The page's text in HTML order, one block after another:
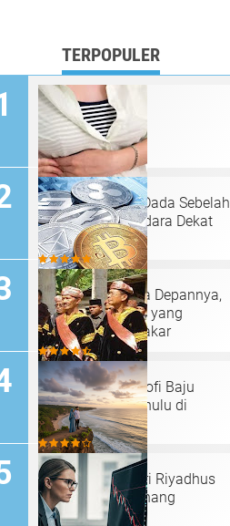
TERPOPULER
Penyebab Nyeri Dada Sebelah
Kiri Bawah Payudara Dekat
Tulang Rusuk
Bitcoin dan Masa Depannya,
Inilah Tantangan yang
Diungkap oleh Pakar
Makna dan Filosofi Baju
Kebesaran Panghulu di
Minangkabau
Belajar Sabar dari Riyadhus
Shalihin: Seni Tenang
Menjalani Hidup